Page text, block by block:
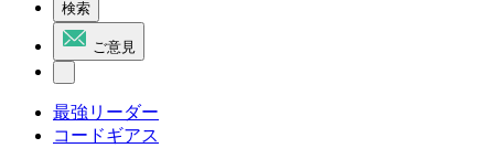
検索
ご意見
最強リーダー
コードギアス